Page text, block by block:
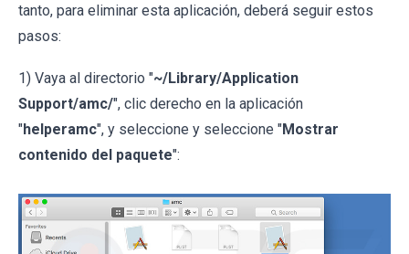
tanto, para eliminar esta aplicación, deberá seguir estos
pasos:
1) Vaya al directorio "~/Library/Application
Support/amc/", clic derecho en la aplicación
"helperamc", y seleccione y seleccione "Mostrar
contenido del paquete":